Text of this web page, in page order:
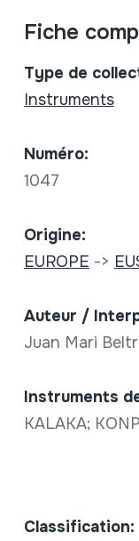
Fiche
Type de
Instruments
Numéro:
1047
Origine:
EUROPE ->
Auteur /
Juan Mari
Instruments
KALAKA;
Classification: